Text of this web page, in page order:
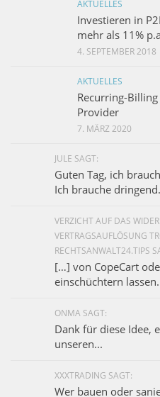
AKTUELLES
Investieren in
mehr als 11%
4. SEPTEMBER 2018
AKTUELLES
Recurring-
Provider
7. MÄRZ 2020
JULE SAGT:
Guten Tag, ich
Ich brauche
VERZICHT AUF DAS
VERTRAGSAUFLÖSUNG
RECHTSANWALT24.TIPS
[…] von CopeCart
einschüchtern
ONMA SAGT:
Dank für diese Idee,
unseren...
XXXTRADING SAGT:
Wer bauen oder